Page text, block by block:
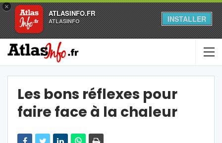
×
ATLASINFO.FR
ATLASINFO INSTALLER
Les bons réflexes pour
faire face à la chaleur